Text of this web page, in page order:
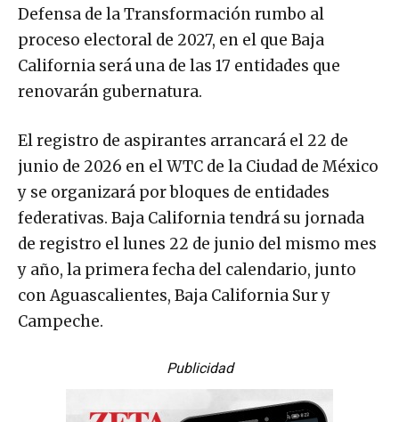
Defensa de la Transformación rumbo al
proceso electoral de 2027, en el que Baja
California será una de las 17 entidades que
renovarán gubernatura.
El registro de aspirantes arrancará el 22 de
junio de 2026 en el WTC de la Ciudad de México
y se organizará por bloques de entidades
federativas. Baja California tendrá su jornada
de registro el lunes 22 de junio del mismo mes
y año, la primera fecha del calendario, junto
con Aguascalientes, Baja California Sur y
Campeche.
Publicidad